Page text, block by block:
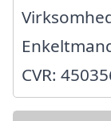
CVR: